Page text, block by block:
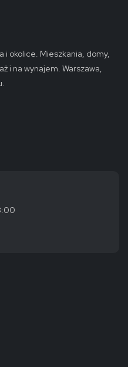
i okolice. Mieszkania, domy,
i na wynajem. Warszawa,